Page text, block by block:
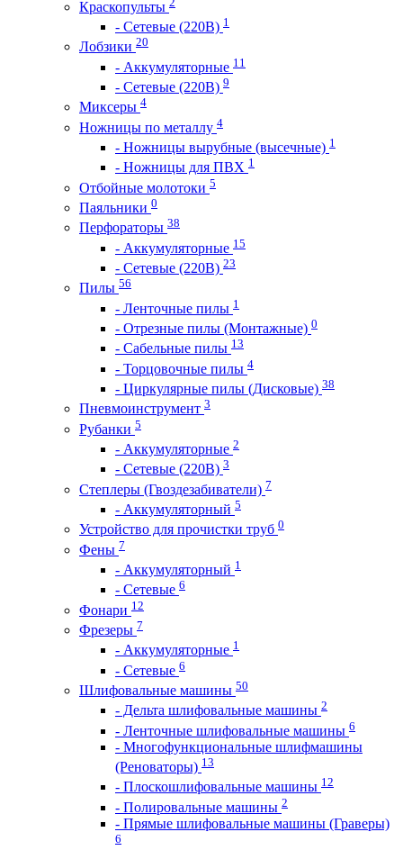
Краскопульты
- Сетевые (220В) 1
Лобзики 20
- Аккумуляторные 11
- Сетевые (220В) 9
Миксеры 4
Ножницы по металлу 4
- Ножницы вырубные (высечные) 1
- Ножницы для ПВХ 1
Отбойные молотоки 5
Паяльники 0
Перфораторы 38
- Аккумуляторные 15
- Сетевые (220В) 23
Пилы 56
- Ленточные пилы 1
- Отрезные пилы (Монтажные) 0
- Сабельные пилы 13
- Торцовочные пилы 4
- Циркулярные пилы (Дисковые) 38
Пневмоинструмент 3
Рубанки 5
- Аккумуляторные 2
- Сетевые (220В) 3
Степлеры (Гвоздезабиватели) 7
- Аккумуляторный 5
Устройство для прочистки труб 0
Фены 7
- Аккумуляторный 1
- Сетевые 6
Фонари 12
Фрезеры 7
- Аккумуляторные 1
- Сетевые 6
Шлифовальные машины 50
- Дельта шлифовальные машины 2
- Ленточные шлифовальные машины 6
- Многофункциональные шлифмашины
(Реноваторы) 13
- Плоскошлифовальные машины 12
- Полировальные машины 2
- Прямые шлифовальные машины (Граверы)
6